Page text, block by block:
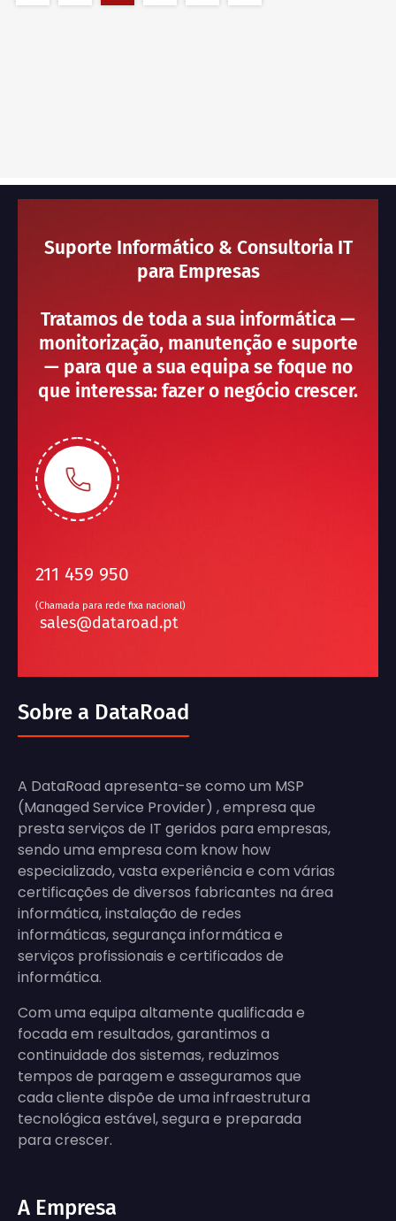
Suporte Informático & Consultoria IT
para Empresas
Tratamos de toda a sua informática —
monitorização, manutenção e suporte
— para que a sua equipa se foque no
que interessa: fazer o negócio crescer.
211 459 950
(Chamada para rede fixa nacional)
sales@dataroad.pt
Sobre a DataRoad
A DataRoad apresenta-se como um MSP
(Managed Service Provider) , empresa que
presta serviços de IT geridos para empresas,
sendo uma empresa com know how
especializado, vasta experiência e com várias
certificações de diversos fabricantes na área
informática, instalação de redes
informáticas, segurança informática e
serviços profissionais e certificados de
informática.
Com uma equipa altamente qualificada e
focada em resultados, garantimos a
continuidade dos sistemas, reduzimos
tempos de paragem e asseguramos que
cada cliente dispõe de uma infraestrutura
tecnológica estável, segura e preparada
para crescer.
A Empresa